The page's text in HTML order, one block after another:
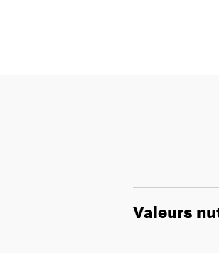
Valeurs